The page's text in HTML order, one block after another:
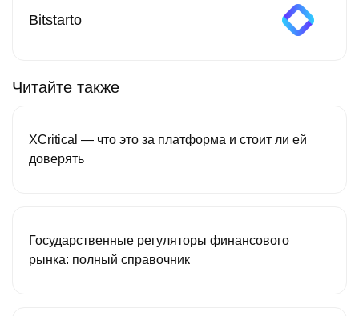
Bitstarto
Читайте также
XCritical — что это за платформа и стоит ли ей
доверять
Государственные регуляторы финансового
рынка: полный справочник